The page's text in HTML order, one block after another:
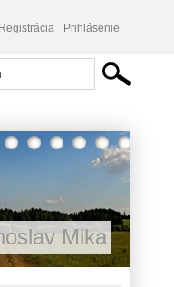
Registrácia Prihlásenie
Mika